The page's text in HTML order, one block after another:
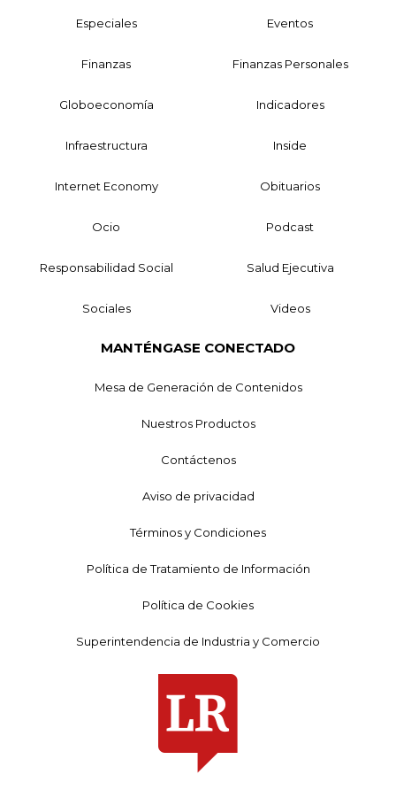
Especiales Eventos
Finanzas Finanzas Personales
Globoeconomía Indicadores
Infraestructura Inside
Internet Economy Obituarios
Ocio Podcast
Responsabilidad Social Salud Ejecutiva
Sociales Videos
MANTÉNGASE CONECTADO
Mesa de Generación de Contenidos
Nuestros Productos
Contáctenos
Aviso de privacidad
Términos y Condiciones
Política de Tratamiento de Información
Política de Cookies
Superintendencia de Industria y Comercio